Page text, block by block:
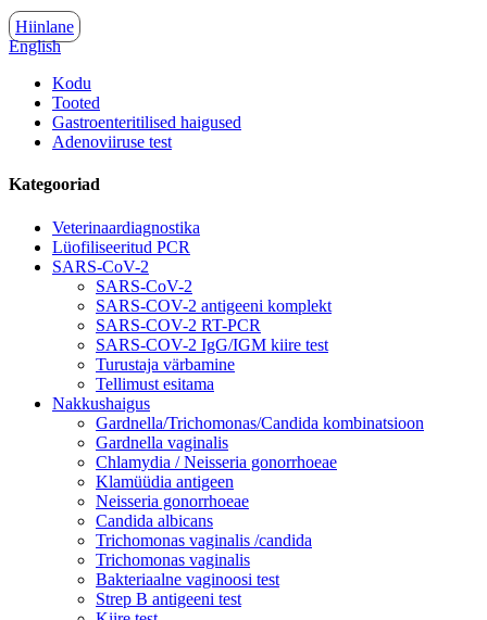
Hiinlane
English
Kodu
Tooted
Gastroenteritilised haigused
Adenoviiruse test
Kategooriad
Veterinaardiagnostika
Lüofiliseeritud PCR
SARS-CoV-2
SARS-CoV-2
SARS-COV-2 antigeeni komplekt
SARS-COV-2 RT-PCR
SARS-COV-2 IgG/IGM kiire test
Turustaja värbamine
Tellimust esitama
Nakkushaigus
Gardnella/Trichomonas/Candida kombinatsioon
Gardnella vaginalis
Chlamydia / Neisseria gonorrhoeae
Klamüüdia antigeen
Neisseria gonorrhoeae
Candida albicans
Trichomonas vaginalis /candida
Trichomonas vaginalis
Bakteriaalne vaginoosi test
Strep B antigeeni test